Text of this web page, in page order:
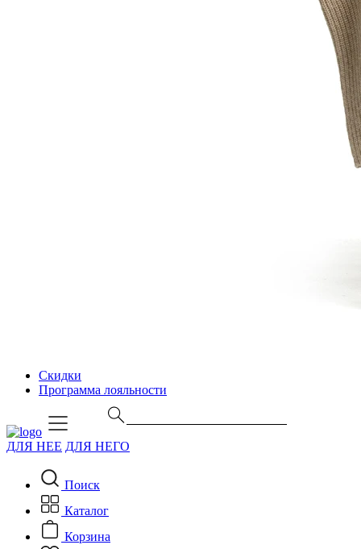
Скидки
Программа лояльности
ДЛЯ НЕЕ ДЛЯ НЕГО
Поиск
Каталог
Корзина